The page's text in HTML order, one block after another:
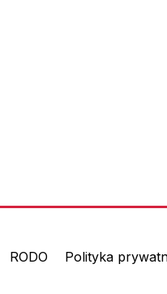
RODO Polityka